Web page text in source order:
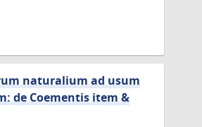
naturalium ad usum
de Coementis item &